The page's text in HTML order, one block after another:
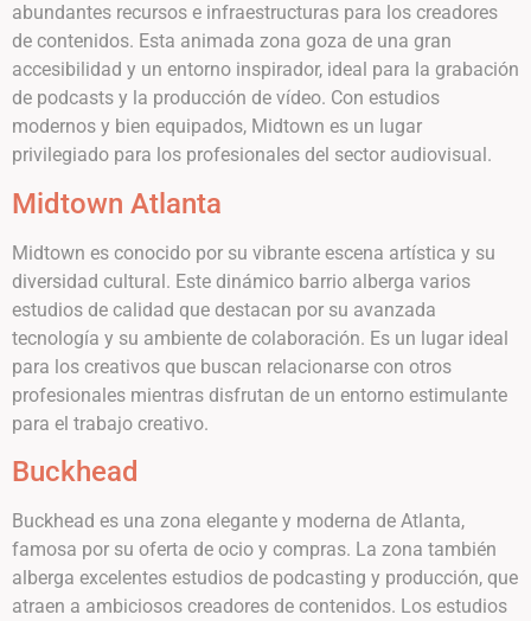
abundantes recursos e infraestructuras para los creadores
de contenidos. Esta animada zona goza de una gran
accesibilidad y un entorno inspirador, ideal para la grabación
de podcasts y la producción de vídeo. Con estudios
modernos y bien equipados, Midtown es un lugar
privilegiado para los profesionales del sector audiovisual.
Midtown Atlanta
Midtown es conocido por su vibrante escena artística y su
diversidad cultural. Este dinámico barrio alberga varios
estudios de calidad que destacan por su avanzada
tecnología y su ambiente de colaboración. Es un lugar ideal
para los creativos que buscan relacionarse con otros
profesionales mientras disfrutan de un entorno estimulante
para el trabajo creativo.
Buckhead
Buckhead es una zona elegante y moderna de Atlanta,
famosa por su oferta de ocio y compras. La zona también
alberga excelentes estudios de podcasting y producción, que
atraen a ambiciosos creadores de contenidos. Los estudios